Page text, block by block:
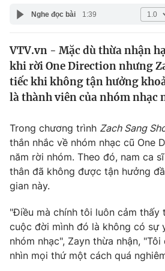
Y tế
Thế giới
Tin tức
Thế giới đó đây
Câu chuyện quốc tế
Kinh tế
Thị trường
Góc doanh nghiệp
Dữ liệu và đời sống
Truyền hình
Phim VTV
Hậu trường
Nhân vật
Khán giả
Giải trí
Điện ảnh
Âm nhạc
Đời sống
Du lịch
Giáo dục
Nghe đọc bài 1:39
VTV.vn - Mặc dù thừa nhận
khi rời One Direction nhưng
tiếc khi không tận hưởng
là thành viên của nhóm nhạc
Trong chương trình Zach Sang
thắn nhắc về nhóm nhạc cũ One
năm rời nhóm. Theo đó, nam ca
thân đã không được tận hưởng
gian này.
"Điều mà chính tôi luôn cảm thấy
cuộc đời mình đó là không có sự
nhóm nhạc", Zayn thừa nhận,
nhìn mọi thứ một cách quá